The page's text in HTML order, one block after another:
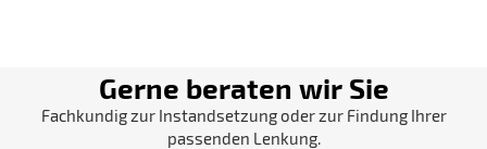
Gerne beraten wir Sie
Fachkundig zur Instandsetzung oder zur Findung Ihrer
passenden Lenkung.